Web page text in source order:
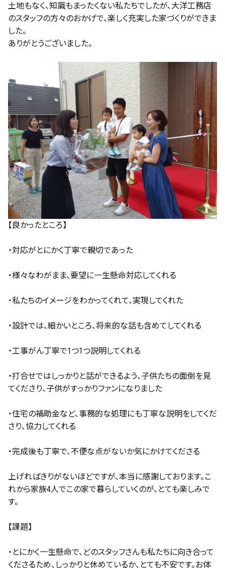
土地もなく、知識もまったくない私たちでしたが、大洋工務店
のスタッフの方々のおかげで、楽しく充実した家づくりができま
した。
ありがとうございました。
【良かったところ】
・対応がとにかく丁寧で親切であった
・様々なわがまま、要望に一生懸命対応してくれる
・私たちのイメージをわかってくれて、実現してくれた
・設計では、細かいところ、将来的な話も含めてしてくれる
・工事がん丁寧で1つ1つ説明してくれる
・打合せではしっかりと話ができるよう、子供たちの面倒を見
てくださり、子供がすっかりファンになりました
・住宅の補助金など、事務的な処理にも丁寧な説明をしてくだ
さり、協力してくれる
・完成後も丁寧で、不便な点がないか気にかけてくださる
上げればきりがないほどですが、本当に感謝しております。こ
れから家族4人でこの家で暮らしていくのが、とても楽しみで
す。
【課題】
・とにかく一生懸命で、どのスタッフさんも私たちに向き合って
くださるため、しっかりと休めているか、とても不安です。お体